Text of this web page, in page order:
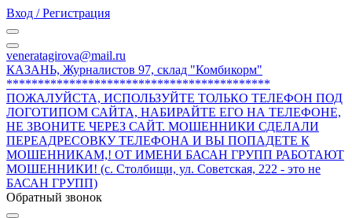
Вход / Регистрация
veneratagirova@mail.ru
КАЗАНЬ, Журналистов 97, склад "Комбикорм"
******************************************
ПОЖАЛУЙСТА, ИСПОЛЬЗУЙТЕ ТОЛЬКО ТЕЛЕФОН ПОД
ЛОГОТИПОМ САЙТА, НАБИРАЙТЕ ЕГО НА ТЕЛЕФОНЕ,
НЕ ЗВОНИТЕ ЧЕРЕЗ САЙТ. МОШЕННИКИ СДЕЛАЛИ
ПЕРЕАДРЕСОВКУ ТЕЛЕФОНА И ВЫ ПОПАДЕТЕ К
МОШЕННИКАМ,! ОТ ИМЕНИ БАСАН ГРУПП РАБОТАЮТ
МОШЕННИКИ! (с. Столбищи, ул. Советская, 222 - это не
БАСАН ГРУПП)
Обратный звонок